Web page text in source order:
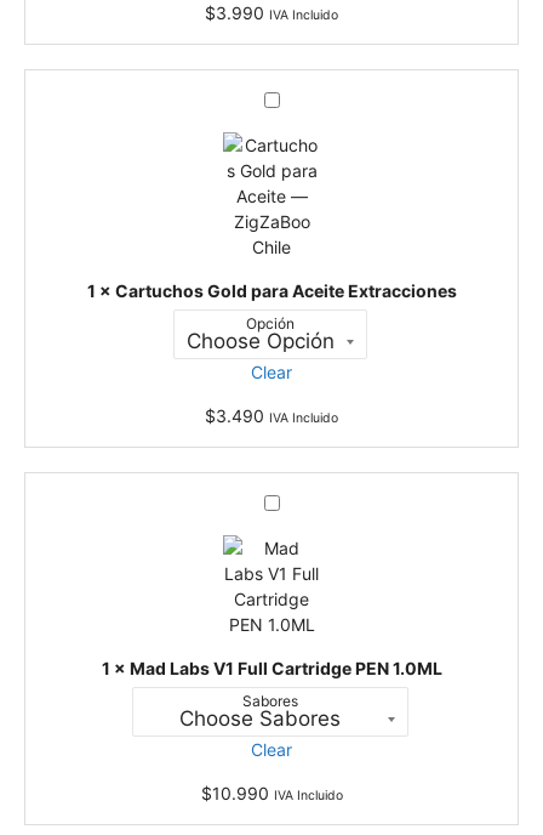
8
l
c
o
n
C
a
j
a
$3.990 IVA Incluido
C
r
t
u
c
h
s
G
o
l
a
c
e
i
e
E
x
t
a
1 × Cartuchos Gold para Aceite Extracciones
Opción
Clear
$3.490 IVA Incluido
M
d
L
a
b
s
V
1
F
u
l
1 × Mad Labs V1 Full Cartridge PEN 1.0ML
Sabores
Clear
$10.990 IVA Incluido